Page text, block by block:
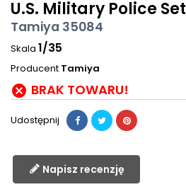
U.S. Military Police Set
Tamiya 35084
Skala 1/35
Producent Tamiya
 BRAK TOWARU!
Udostępnij
Napisz recenzję